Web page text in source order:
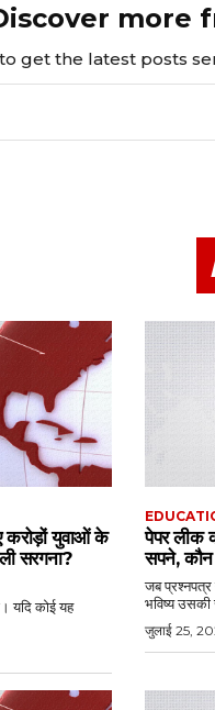
more
get the latest posts
करोड़ों युवाओं के
सरगना?
पेपर लीक
सपने, कौन
जब प्रश्नपत्र
भविष्य उसकी
जुलाई 25,